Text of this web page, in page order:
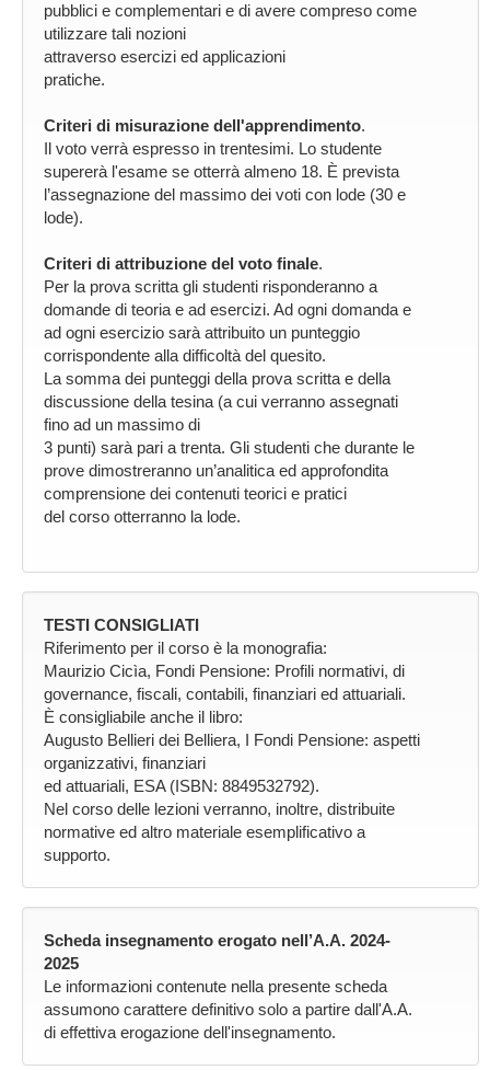
pubblici e complementari e di avere compreso come
utilizzare tali nozioni
attraverso esercizi ed applicazioni
pratiche.
Criteri di misurazione dell'apprendimento.
Il voto verrà espresso in trentesimi. Lo studente
supererà l'esame se otterrà almeno 18. È prevista
l’assegnazione del massimo dei voti con lode (30 e
lode).
Criteri di attribuzione del voto finale.
Per la prova scritta gli studenti risponderanno a
domande di teoria e ad esercizi. Ad ogni domanda e
ad ogni esercizio sarà attribuito un punteggio
corrispondente alla difficoltà del quesito.
La somma dei punteggi della prova scritta e della
discussione della tesina (a cui verranno assegnati
fino ad un massimo di
3 punti) sarà pari a trenta. Gli studenti che durante le
prove dimostreranno un’analitica ed approfondita
comprensione dei contenuti teorici e pratici
del corso otterranno la lode.
TESTI CONSIGLIATI
Riferimento per il corso è la monografia:
Maurizio Cicìa, Fondi Pensione: Profili normativi, di
governance, fiscali, contabili, finanziari ed attuariali.
È consigliabile anche il libro:
Augusto Bellieri dei Belliera, I Fondi Pensione: aspetti
organizzativi, finanziari
ed attuariali, ESA (ISBN: 8849532792).
Nel corso delle lezioni verranno, inoltre, distribuite
normative ed altro materiale esemplificativo a
supporto.
Scheda insegnamento erogato nell’A.A. 2024-
2025
Le informazioni contenute nella presente scheda
assumono carattere definitivo solo a partire dall'A.A.
di effettiva erogazione dell'insegnamento.